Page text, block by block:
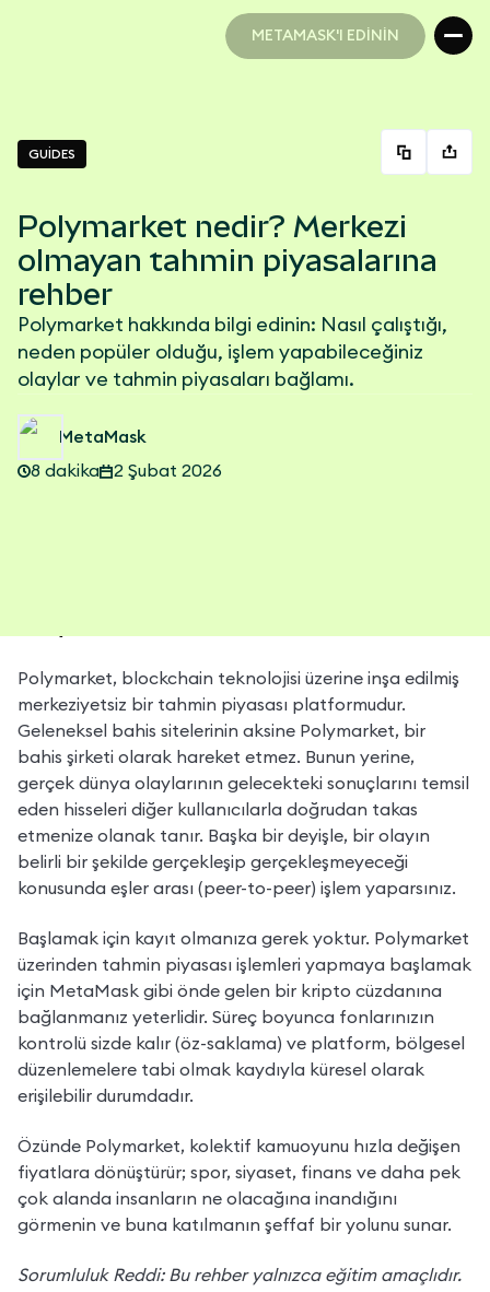
METAMASK'I EDİNİN
GUİDES
Polymarket nedir? Merkezi
olmayan tahmin piyasalarına
rehber
Polymarket hakkında bilgi edinin: Nasıl çalıştığı,
neden popüler olduğu, işlem yapabileceğiniz
olaylar ve tahmin piyasaları bağlamı.
MetaMask
8 dakika
2 Şubat 2026
Polymarket, blockchain teknolojisi üzerine inşa edilmiş
merkeziyetsiz bir tahmin piyasası platformudur.
Geleneksel bahis sitelerinin aksine Polymarket, bir
bahis şirketi olarak hareket etmez. Bunun yerine,
gerçek dünya olaylarının gelecekteki sonuçlarını temsil
eden hisseleri diğer kullanıcılarla doğrudan takas
etmenize olanak tanır. Başka bir deyişle, bir olayın
belirli bir şekilde gerçekleşip gerçekleşmeyeceği
konusunda eşler arası (peer-to-peer) işlem yaparsınız.
Başlamak için kayıt olmanıza gerek yoktur. Polymarket
üzerinden tahmin piyasası işlemleri yapmaya başlamak
için MetaMask gibi önde gelen bir kripto cüzdanına
bağlanmanız yeterlidir. Süreç boyunca fonlarınızın
kontrolü sizde kalır (öz-saklama) ve platform, bölgesel
düzenlemelere tabi olmak kaydıyla küresel olarak
erişilebilir durumdadır.
Özünde Polymarket, kolektif kamuoyunu hızla değişen
fiyatlara dönüştürür; spor, siyaset, finans ve daha pek
çok alanda insanların ne olacağına inandığını
görmenin ve buna katılmanın şeffaf bir yolunu sunar.
Sorumluluk Reddi: Bu rehber yalnızca eğitim amaçlıdır.